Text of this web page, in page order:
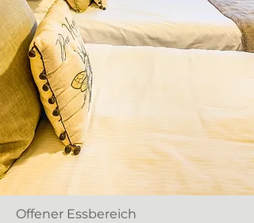
Offener Essbereich